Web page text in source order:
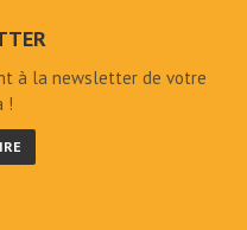
à la newsletter de votre
!